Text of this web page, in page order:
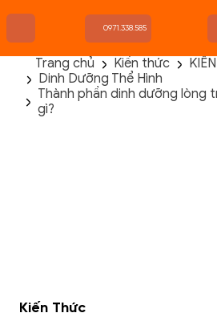
TRANG CHỦ
FLASH SALE
THANH LÝ
0971.338.585
Trang chủ Kiến thức
Dinh Dưỡng Thể Hình
Thành phần dinh dưỡng lòng
gì?
Kiến Thức